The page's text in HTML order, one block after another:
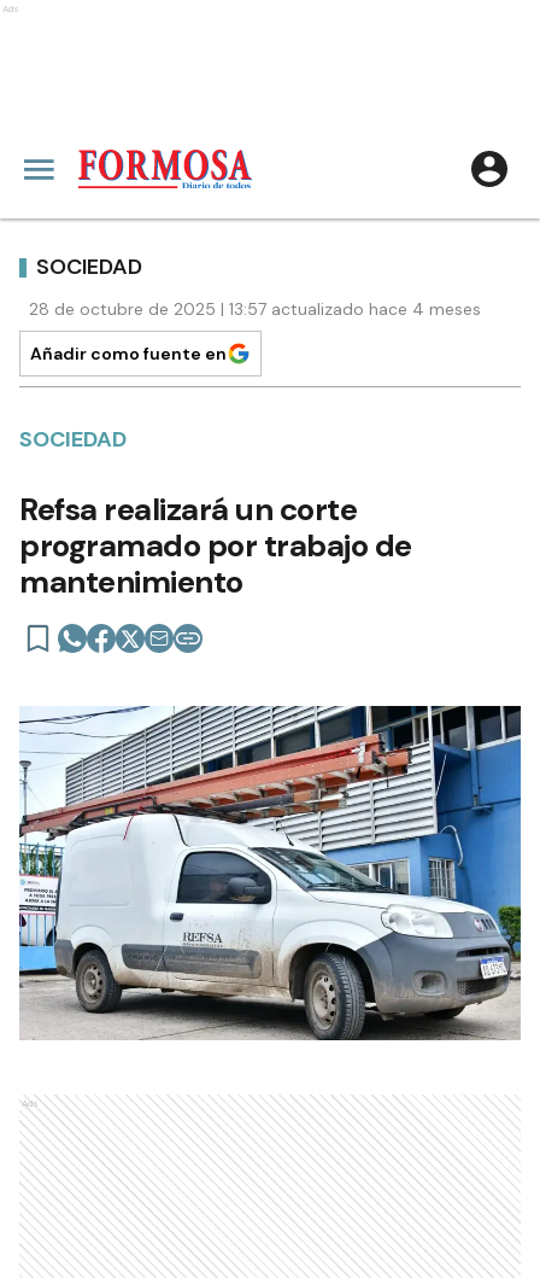
Ads
SOCIEDAD
28 de octubre de 2025 | 13:57 actualizado hace 4 meses
Añadir como fuente en
SOCIEDAD
Refsa realizará un corte
programado por trabajo de
mantenimiento
Ads